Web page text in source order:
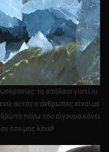
το σπήλαιο γιατί οι
αυτός ο άνθρωπος είναι με
πάνω του σίγουρα κάνει
όσο μας λένε!!